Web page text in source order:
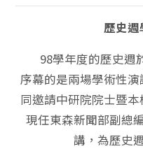
歷史週
98學年度的歷史週
序幕的是兩場學術性
同邀請中研院院士暨
現任東森新聞部副總
講，為歷史